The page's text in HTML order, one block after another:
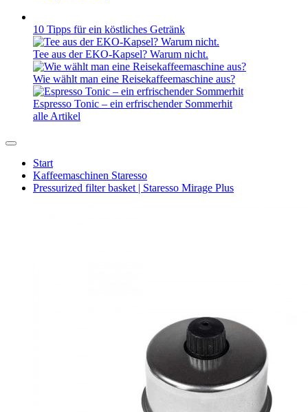
10 Tipps für ein köstliches Getränk
Tee aus der EKO-Kapsel? Warum nicht.
Wie wählt man eine Reisekaffeemaschine aus?
Espresso Tonic – ein erfrischender Sommerhit
alle Artikel
Start
Kaffeemaschinen Staresso
Pressurized filter basket | Staresso Mirage Plus